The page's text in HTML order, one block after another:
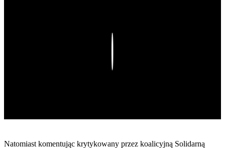
Natomiast komentując krytykowany przez koalicyjną Solidarną